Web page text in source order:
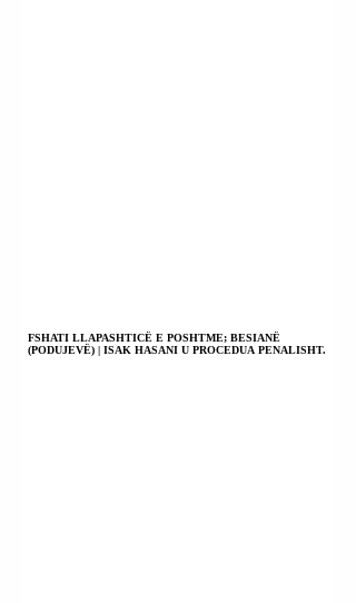
FSHATI LLAPASHTICË E POSHTME; BESIANË
(PODUJEVË) | ISAK HASANI U PROCEDUA PENALISHT.